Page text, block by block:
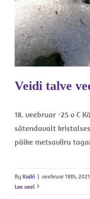
Veidi talve
18. veebruar -25 o C
sätendavalt
päike metsaviiru
By Kadri | veebruar 18th, 2021
Loe veel